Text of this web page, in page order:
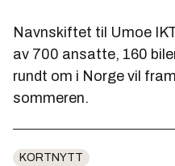
Navnskiftet til Umoe
av 700 ansatte, 160
rundt om i Norge vil
sommeren.
KORTNYTT